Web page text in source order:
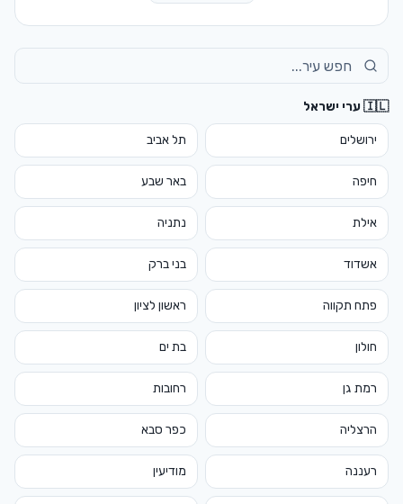
🇮🇱 ערי ישראל
ירושלים תל אביב
חיפה באר שבע
אילת נתניה
אשדוד בני ברק
פתח תקווה ראשון לציון
חולון בת ים
רמת גן רחובות
הרצליה כפר סבא
רעננה מודיעין